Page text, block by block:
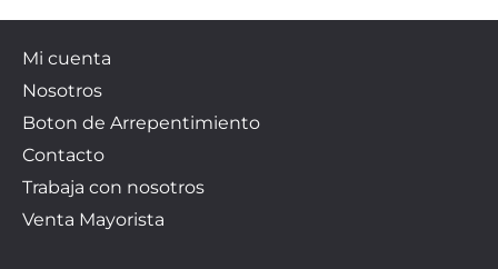
Mi cuenta
Nosotros
Boton de Arrepentimiento
Contacto
Trabaja con nosotros
Venta Mayorista